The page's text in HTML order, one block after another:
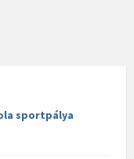
sportpálya